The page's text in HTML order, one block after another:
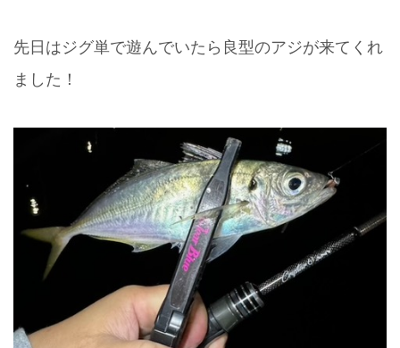
先日はジグ単で遊んでいたら良型のアジが来てくれ
ました！